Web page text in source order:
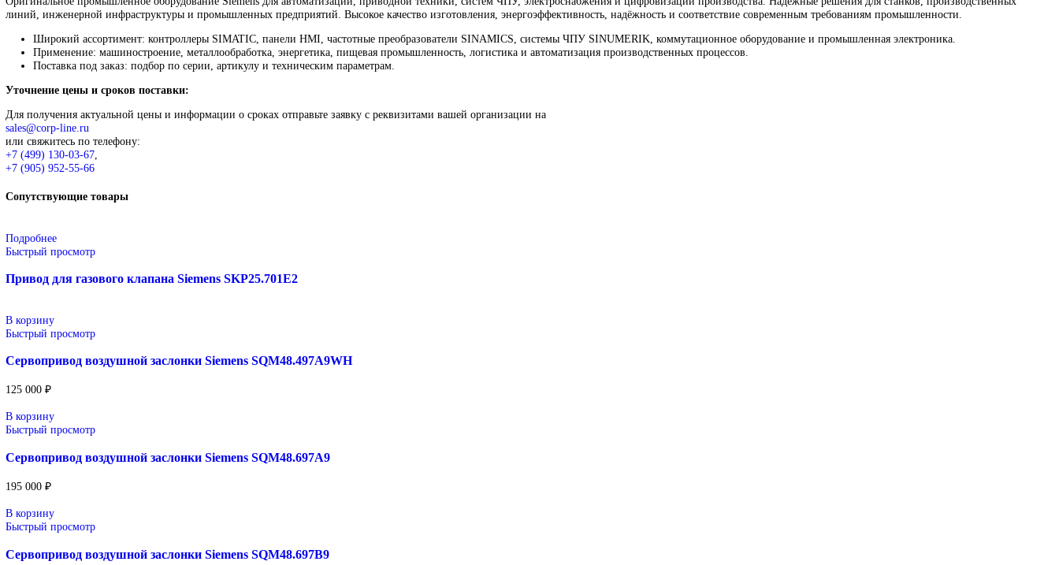
Промышленное оборудование Siemens для автоматизации, приводной техники, ЧПУ, электроснабжения и цифровизации производства. Надёжные решения для станков, производственных
различных отраслей.
Контакты:
Email:sales@corp-line.ru
Телефон:
+7 (499) 130-03-67,
+7 (905) 952-55-66
В корзину
Описание
Описание
Siemens
линий, инженерной инфраструктуры и промышленных предприятий. Высокое качество изготовления, энергоэффективность, надёжность и соответствие современным требованиям
Широкий ассортимент: контроллеры SIMATIC, панели HMI, частотные преобразователи SINAMICS, системы ЧПУ SINUMERIK, коммутационное оборудование и промышленная
Применение: машиностроение, металлообработка, энергетика, пищевая промышленность, логистика и автоматизация производственных процессов.
Поставка под заказ: подбор по серии, артикулу и техническим параметрам.
Уточнение цены и сроков поставки:
Для получения актуальной цены и информации о сроках отправьте заявку с реквизитами вашей организации на
sales@corp-line.ru
или свяжитесь по телефону:
+7 (499) 130-03-67
Сопутствующие товары